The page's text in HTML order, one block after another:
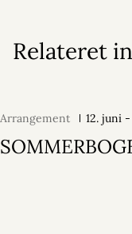
Relateret
Arrangement 12. juni -